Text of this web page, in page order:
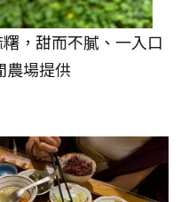
，甜而不膩、一入口
農場提供